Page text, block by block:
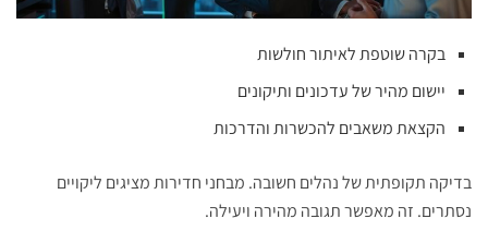
בקרה שוטפת לאיתור חולשות
יישום מהיר של עדכונים ותיקונים
הקצאת משאבים להכשרות והדרכות
בדיקה תקופתית של נהלים חשובה. מבחני חדירות מציגים ליקויים
נסתרים. זה מאפשר תגובה מהירה ויעילה.